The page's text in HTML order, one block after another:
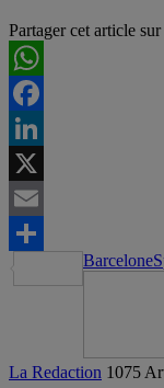
Partager cet article sur
WhatsApp
Facebook
LinkedIn
X
Email
Partager
Barcelone
La Redaction 1075